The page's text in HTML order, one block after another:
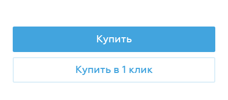
Купить
Купить в 1 клик